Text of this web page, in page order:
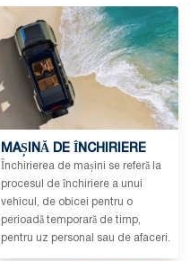
MAȘINĂ DE ÎNCHIRIERE
Închirierea de mașini se referă la
procesul de închiriere a unui
vehicul, de obicei pentru o
perioadă temporară de timp,
pentru uz personal sau de afaceri.